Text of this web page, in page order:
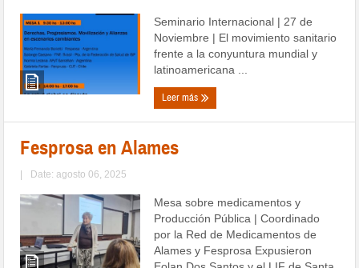
Seminario Internacional | 27 de
Noviembre | El movimiento sanitario
frente a la conyuntura mundial y
latinoamericana ...
Leer más
Fesprosa en Alames
| Date: agosto 06, 2025
Mesa sobre medicamentos y
Producción Pública | Coordinado
por la Red de Medicamentos de
Alames y Fesprosa Expusieron